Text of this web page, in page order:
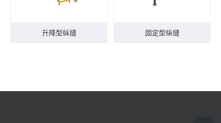
升降型纵缝 固定型纵缝